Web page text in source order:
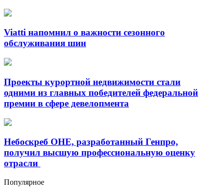
Viatti напомнил о важности сезонного
обслуживания шин
Проекты курортной недвижимости стали
одними из главных победителей федеральной
премии в сфере девелопмента
Небоскреб ОНЕ, разработанный Генпро,
получил высшую профессиональную оценку
отрасли
Популярное